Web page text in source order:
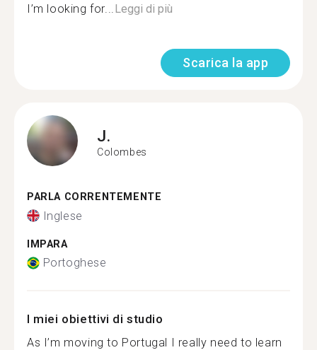
I’m looking for...Leggi di più
Scarica la app
J.
Colombes
PARLA CORRENTEMENTE
Inglese
IMPARA
Portoghese
I miei obiettivi di studio
As I’m moving to Portugal I really need to learn